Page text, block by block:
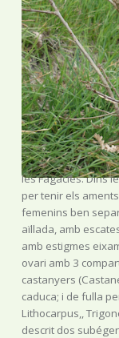
QUERCUS SP.
DESCRIPCIÓ
Els roures i les
els estams i pistils
inferovàriques.
en aglà. Se les ha
Quercàcies o
les Fagàcies. Dins
per tenir els
femenins ben
aïllada, amb
amb estigmes
ovari amb 3
castanyers
caduca; i de fulla
Lithocarpus,,
descrit dos